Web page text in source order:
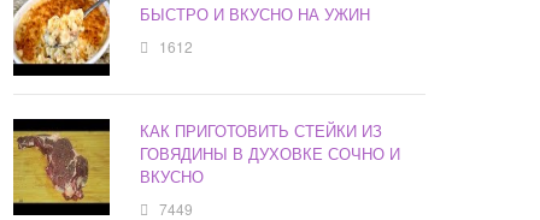
БЫСТРО И ВКУСНО НА УЖИН
1612
КАК ПРИГОТОВИТЬ СТЕЙКИ ИЗ
ГОВЯДИНЫ В ДУХОВКЕ СОЧНО И
ВКУСНО
7449